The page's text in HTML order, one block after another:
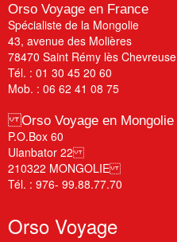
Orso Voyage en France
Spécialiste de la Mongolie
43, avenue des Molières
78470 Saint Rémy lès Chevreuse
Tél. : 01 30 45 20 60
Mob. : 06 62 41 08 75
Orso Voyage en Mongolie
P.O.Box 60
Ulanbator 22
210322 MONGOLIE
Tél. : 976- 99.88.77.70
Orso Voyage